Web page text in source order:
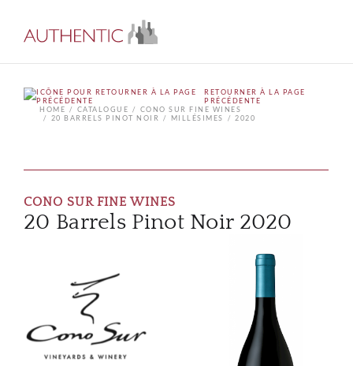
RETOURNER À LA PAGE
PRÉCÉDENTE
HOME
CATALOGUE
CONO SUR FINE WINES
20 BARRELS PINOT NOIR
MILLÉSIMES 2020
CONO SUR FINE WINES
20 Barrels Pinot Noir 2020